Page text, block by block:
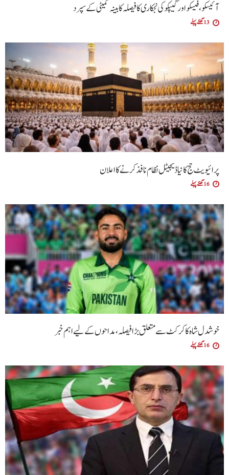
آئیسکو، فیسکو اور گیپکو کی نجکاری کا فیصلہ کابینہ کمیٹی کے سپرد
13 گھنٹے پہلے
پرائیویٹ حج کا نیا ڈیجیٹل نظام نافذ کرنے کا اعلان
16 گھنٹے پہلے
خوشدل شاہ کا کرکٹ سے متعلق بڑا فیصلہ، مداحوں کے لیے اہم خبر
16 گھنٹے پہلے